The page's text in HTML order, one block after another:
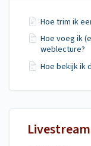
Hoe trim ik
Hoe voeg ik
weblecture?
Hoe bekijk ik
Livestream